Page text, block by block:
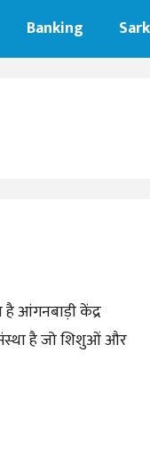
Banking
आंगनबाड़ी केंद्र
संस्था है जो शिशुओं और